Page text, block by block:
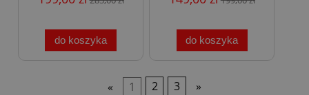
do koszyka do koszyka
« 1 2 3 »